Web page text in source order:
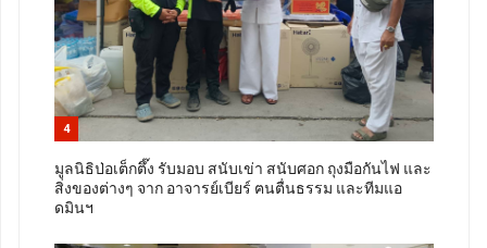
4
มูลนิธิป่อเต็กตึ๊ง รับมอบ สนับเข่า สนับศอก ถุงมือกันไฟ และ
สิ่งของต่างๆ จาก อาจารย์เบียร์ ฅนตื่นธรรม และทีมแอ
ดมินฯ